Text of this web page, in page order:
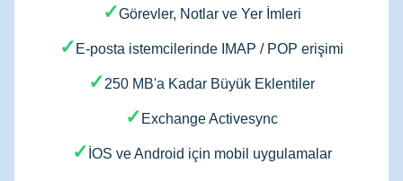
✓Görevler, Notlar ve Yer İmleri
✓ E-posta istemcilerinde IMAP / POP erişimi
✓250 MB'a Kadar Büyük Eklentiler
✓ Exchange Activesync
✓ İOS ve Android için mobil uygulamalar